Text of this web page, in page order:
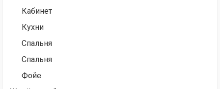
Кабинет
Кухни
Спальня
Спальня
Фойе